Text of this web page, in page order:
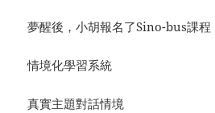
夢醒後，小胡報名了Sino-bus課程
情境化學習系統
真實主題對話情境